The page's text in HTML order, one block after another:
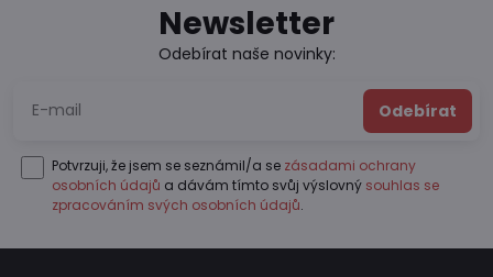
Newsletter
Odebírat naše novinky:
Odebírat
Potvrzuji, že jsem se seznámil/a se zásadami ochrany
osobních údajů a dávám tímto svůj výslovný souhlas se
zpracováním svých osobních údajů.